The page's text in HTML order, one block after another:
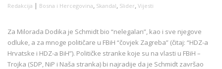
Redakcija | Bosna i Hercegovina, Skandal, Slider, Vijesti
Za Milorada Dodika je Schmidt bio “nelegalan”, kao i sve njegove
odluke, a za mnoge političare u FBiH “čovjek Zagreba” (čitaj: “HDZ-a
Hrvatske i HDZ-a BiH”). Političke stranke koje su na vlasti u FBiH –
Trojka (SDP, NiP i Naša stranka) bi najradije da je Schmidt završao